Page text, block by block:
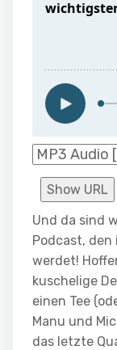
Show URL
Und da sind
Podcast, den
werdet!
kuschelige
einen Tee
Manu und
das letzte